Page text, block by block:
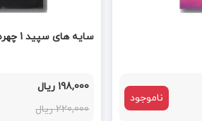
ناموجود
سایه های سپید 1 چهره هایی از فرهنگ و هنر ایران
198,000 ریال
220,000 ریال